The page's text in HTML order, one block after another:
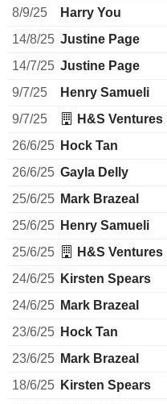
8/9/25
Harry You
14/8/25 Justine Page
14/7/25 Justine Page
9/7/25
Henry Samueli
9/7/25
H&S
26/6/25 Hock Tan
26/6/25 Gayla Delly
25/6/25 Mark Brazeal
25/6/25 Henry Samueli
25/6/25
H&S
24/6/25 Kirsten Spears
24/6/25 Mark Brazeal
23/6/25 Hock Tan
23/6/25 Mark Brazeal
18/6/25 Kirsten Spears